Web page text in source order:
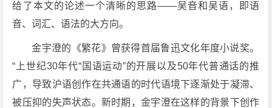
给了本文的论述一个清晰的思路——吴音和吴语，即语
音、词汇、语法的大方向。
金宇澄的《繁花》曾获得首届鲁迅文化年度小说奖。
“上世纪30年代“国语运动”的开展以及50年代普通话的推
广，导致沪语创作在共通语的时代语境下逐渐处于凝滞、
被压抑的失声状态。新时期，金宇澄在这样的背景下创作